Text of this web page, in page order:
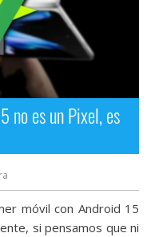
no es un Pixel, es
móvil con Android 15
si pensamos que ni